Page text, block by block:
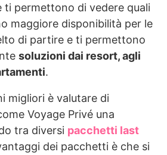
ti permettono di vedere quali
maggiore disponibilità per le
di partire e ti permettono
soluzioni dai resort, agli
.
migliori è valutare di
Voyage Privé una
tra diversi pacchetti last
dei pacchetti è che si